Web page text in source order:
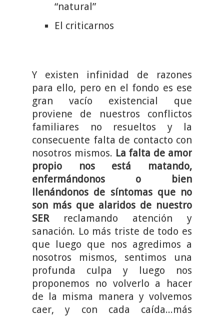
“natural”
El criticarnos
Y existen infinidad de razones
para ello, pero en el fondo es ese
gran vacío existencial que
proviene de nuestros conflictos
familiares no resueltos y la
consecuente falta de contacto con
nosotros mismos. La falta de amor
propio nos está matando,
enfermándonos o bien
llenándonos de síntomas que no
son más que alaridos de nuestro
SERreclamando atención y
sanación. Lo más triste de todo es
que luego que nos agredimos a
nosotros mismos, sentimos una
profunda culpa y luego nos
proponemos no volverlo a hacer
de la misma manera y volvemos
caer, y con cada caída...más